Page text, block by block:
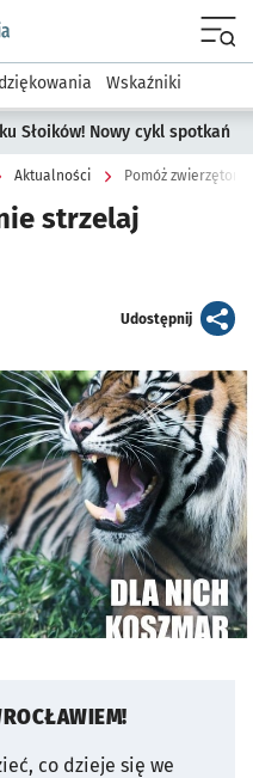
Prezydent
Wskaźniki
Słoików! Nowy cykl spotkań
Aktualności Pomóż
strzelaj
Udostępnijartykuł
co dzieje się we